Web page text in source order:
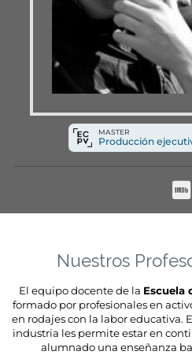
MASTER
Producción
Nuestros
El equipo docente de la Escuela
formado por profesionales en
en rodajes con la labor educativa.
industria les permite estar en
alumnado una enseñanza